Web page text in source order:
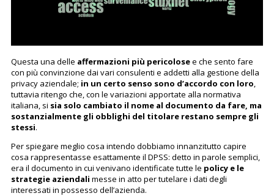
Questa una delle affermazioni più pericolosee che sento fare
con più convinzione dai vari consulenti e addetti alla gestione della
privacy aziendale; in un certo senso sono d’accordo con loro
tuttavia ritengo che, con le variazioni apportate alla normativa
italiana, si sia solo cambiato il nome al documento da fare, ma
sostanzialmente gli obblighi del titolare restano sempre gli
stessi.
Per spiegare meglio cosa intendo dobbiamo innanzitutto capire
cosa rappresentasse esattamente il DPSS: detto in parole semplici,
era il documento in cui venivano identificate tutte le policy e le
strategie aziendali messe in atto per tutelare i dati degli
interessati in possesso dell’azienda.